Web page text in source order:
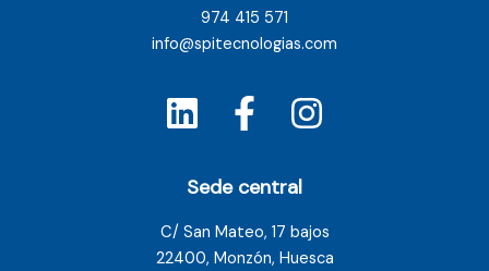
974 415 571
info@spitecnologias.com
Sede central
C/ San Mateo, 17 bajos
22400, Monzón, Huesca